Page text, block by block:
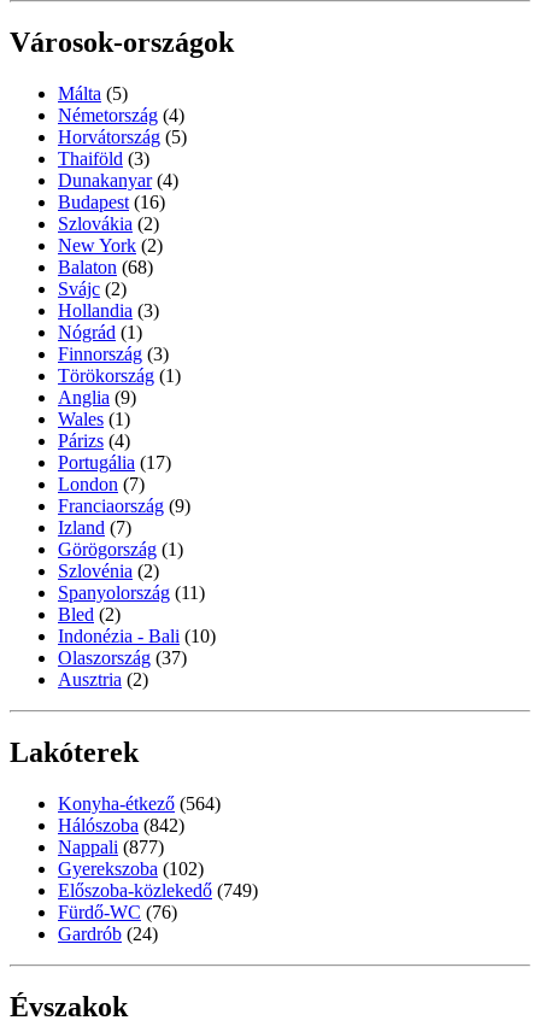
Városok-országok
Málta (5)
Németország (4)
Horvátország (5)
Thaiföld (3)
Dunakanyar (4)
Budapest (16)
Szlovákia (2)
New York (2)
Balaton (68)
Svájc (2)
Hollandia (3)
Nógrád (1)
Finnország (3)
Törökország (1)
Anglia (9)
Wales (1)
Párizs (4)
Portugália (17)
London (7)
Franciaország (9)
Izland (7)
Görögország (1)
Szlovénia (2)
Spanyolország (11)
Bled (2)
Indonézia - Bali (10)
Olaszország (37)
Ausztria (2)
Lakóterek
Konyha-étkező (564)
Hálószoba (842)
Nappali (877)
Gyerekszoba (102)
Előszoba-közlekedő (749)
Fürdő-WC (76)
Gardrób (24)
Évszakok